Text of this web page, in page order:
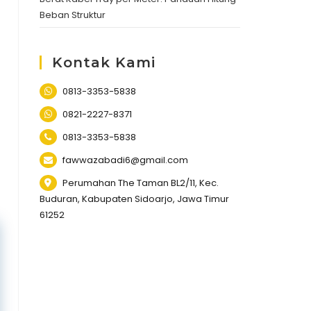
Beban Struktur
Kontak Kami
0813-3353-5838
0821-2227-8371
0813-3353-5838
fawwazabadi6@gmail.com
Perumahan The Taman BL2/11, Kec.
Buduran, Kabupaten Sidoarjo, Jawa Timur
61252